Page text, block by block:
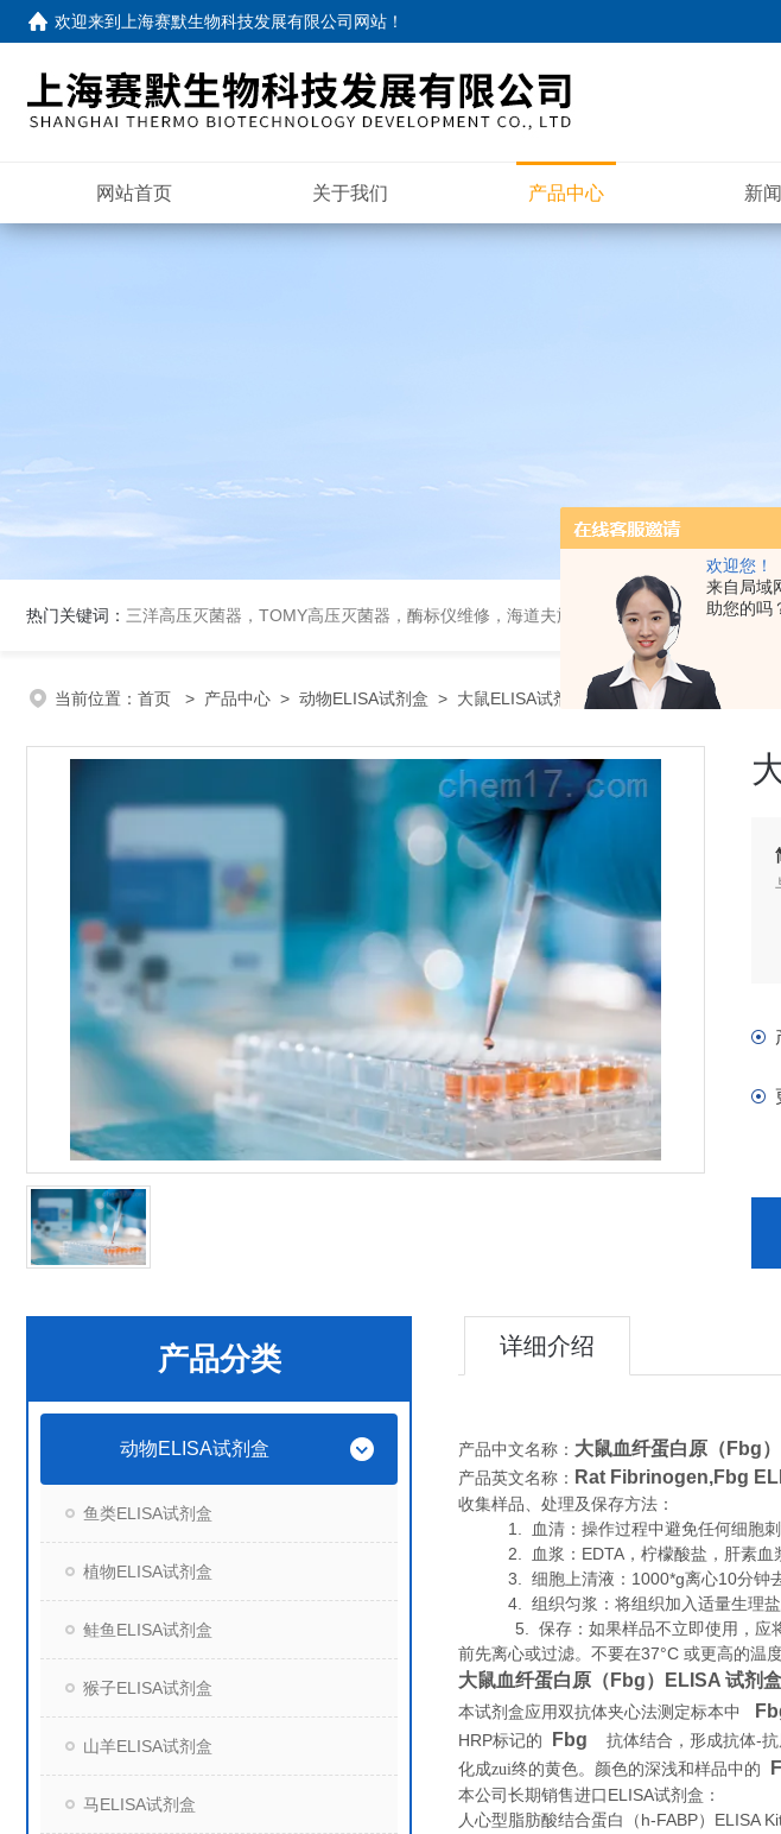
欢迎您！
来自局域
助您的吗
欢迎来到 上海赛默生物科技发展有限公司网站 ！
网站首页 关于我们 产品中心 新
热门关键词： 三洋高压灭菌器，TOMY高压灭菌器，酶标仪维修，海道夫旋转蒸发仪
当前位置： 首页 > 产品中心 > 动物ELISA试剂盒 > 大鼠ELISA试剂盒> 大鼠血纤蛋白原（Fbg
产品分类
动物ELISA试剂盒
鱼类ELISA试剂盒
植物ELISA试剂盒
鲑鱼ELISA试剂盒
猴子ELISA试剂盒
山羊ELISA试剂盒
马ELISA试剂盒
详细介绍
产品中文名称： 大鼠血纤蛋白原（Fbg
产品英文名称： Rat Fibrinogen,Fbg
收集样品、处理及保存方法：
1. 血清：操作过程中避免任何细胞刺激
2. 血浆：EDTA，柠檬酸盐，肝素血浆
3. 细胞上清液：1000*g离心10分钟去
4. 组织匀浆：将组织加入适量生理盐水
5. 保存：如果样品不立即使用，应将其
前先离心或过滤。不要在37°C 或更高的温
大鼠血纤蛋白原（Fbg）ELISA 试剂盒
本试剂盒应用双抗体夹心法测定标本中
HRP标记的 Fbg 抗体结合，形成抗体-抗
化成zui终的黄色。颜色的深浅和样品中的
本公司长期销售进口ELISA试剂盒：
人心型脂肪酸结合蛋白（h-FABP）ELISA